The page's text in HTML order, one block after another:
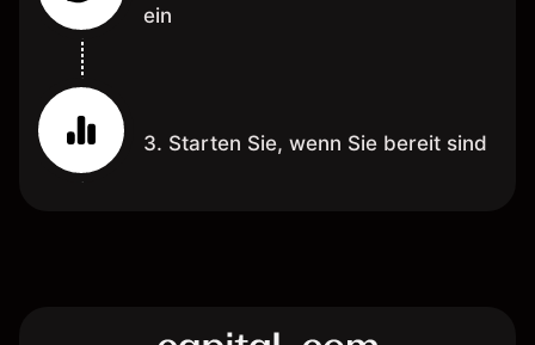
ein
3. Starten Sie, wenn Sie bereit sind